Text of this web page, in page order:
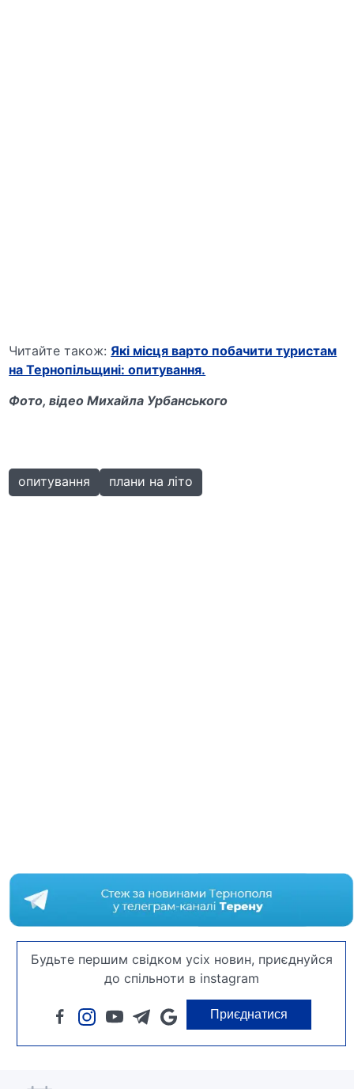
Читайте також: Які місця варто побачити туристам
на Тернопільщині: опитування.
Фото, відео Михайла Урбанського
опитування плани на літо
Будьте першим свідком усіх новин, приєднуйся
до спільноти в instagram
Приєднатися